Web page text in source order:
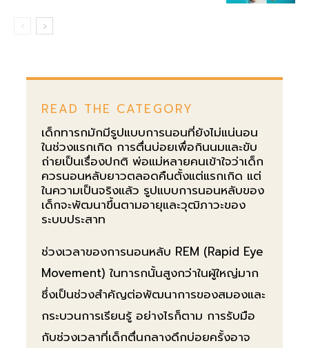
READ THE CATEGORY
เด็กทารกมักมีรูปแบบการนอนที่ยังไม่แน่นอน
ในช่วงแรกเกิด การตื่นบ่อยเพื่อกินนมและขับ
ถ่ายเป็นเรื่องปกติ พ่อแม่หลายคนเข้าใจว่าเด็ก
ควรนอนหลับยาวตลอดคืนตั้งแต่แรกเกิด แต่
ในความเป็นจริงแล้ว รูปแบบการนอนหลับของ
เด็กจะพัฒนาขึ้นตามอายุและวุฒิภาวะของ
ระบบประสาท
ช่วงเวลาของการนอนหลับ REM (Rapid Eye
Movement) ในทารกนั้นสูงกว่าในผู้ใหญ่มาก
ซึ่งเป็นช่วงสำคัญต่อพัฒนาการของสมองและ
กระบวนการเรียนรู้ อย่างไรก็ตาม การรับมือ
กับช่วงเวลาที่เด็กตื่นกลางดึกบ่อยครั้งอาจ